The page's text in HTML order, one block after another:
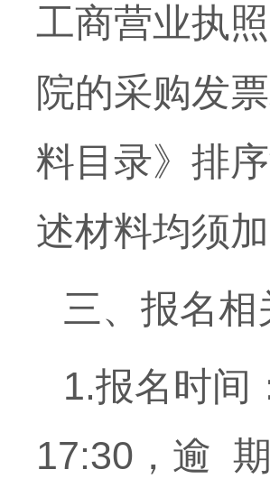
工商营业执
院的采购发
料目录》排
述材料均须
三、报名
1.报名时间
17:30，逾